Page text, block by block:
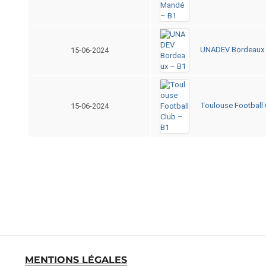
15-06-2024 UNADEV Bordeaux
15-06-2024 Toulouse Football
MENTIONS LÉGALES